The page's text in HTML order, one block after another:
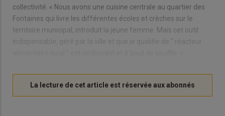
collectivité. « Nous avons une cuisine centrale au quartier des
Fontaines qui livre les différentes écoles et crèches sur le
territoire municipal, introduit la jeune femme. Mais cet outil